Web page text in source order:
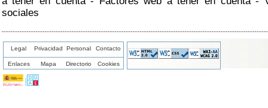
sociales
Legal Privacidad Personal Contacto
Enlaces Mapa Directorio Cookies